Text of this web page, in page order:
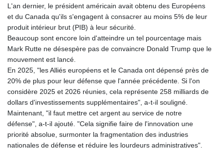
L'an dernier, le président américain avait obtenu des Européens
et du Canada qu'ils s'engagent à consacrer au moins 5% de leur
produit intérieur brut (PIB) à leur sécurité.
Beaucoup sont encore loin d'atteindre un tel pourcentage mais
Mark Rutte ne désespère pas de convaincre Donald Trump que le
mouvement est lancé.
En 2025, "les Alliés européens et le Canada ont dépensé près de
20% de plus pour leur défense que l'année précédente. Si l'on
considère 2025 et 2026 réunies, cela représente 258 milliards de
dollars d'investissements supplémentaires", a-t-il souligné.
Maintenant, "il faut mettre cet argent au service de notre
défense", a-t-il ajouté. "Cela signifie faire de l'innovation une
priorité absolue, surmonter la fragmentation des industries
nationales de défense et réduire les lourdeurs administratives".